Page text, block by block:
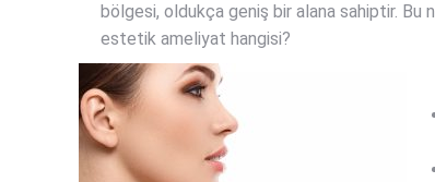
bölgesi, oldukça geniş bir alana sahiptir. Bu
estetik ameliyat hangisi?